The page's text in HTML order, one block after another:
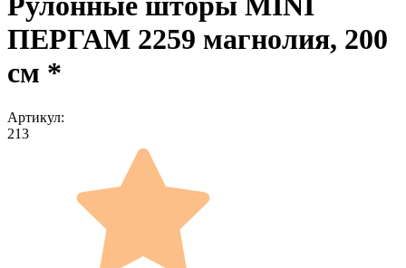
ПЕРГАМ 2259 магнолия, 200
см *
Артикул:
213